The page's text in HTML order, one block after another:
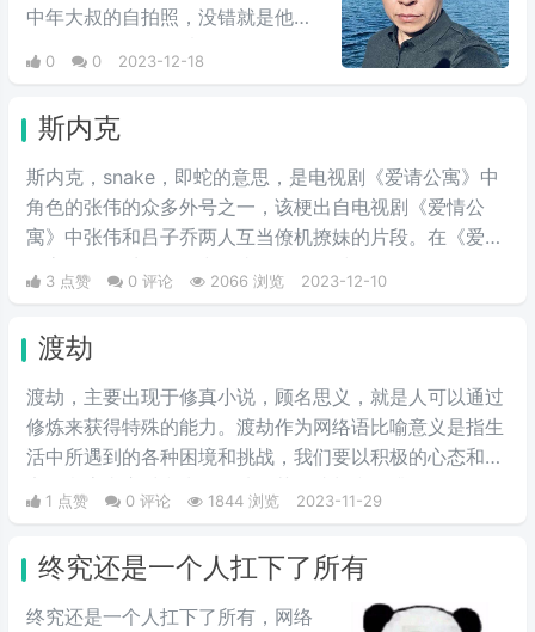
中年大叔的自拍照，没错就是他，
朋友圈都是闻会军的自拍照，文案
逼，闻会军又称“稳神”，闻神”最初
起源于一段网络视频，该视频中的
主角用一种夸张、滑稽的方式模仿
了“闻神”的动作，并配以搞笑的配
音，随后迅速在网络上走红。而这
个梗的核心内容，便是对于某种情
时，以夸张的方式表示出自己的“闻
0 0 2023-12-18
斯内克
斯内克，snake，即蛇的意思，是电视剧《爱请公寓》中
角色的张伟的众多外号之一，该梗出自电视剧《爱情公
寓》中张伟和吕子乔两人互当僚机撩妹的片段。在《爱情
公寓》第二季第八集中，张伟向吕子乔学习如何泡妞，要
给自己起泡妞专用的代号，张伟嫌“张益达”太清纯，就起
号并不重要，就算你叫张大炮也没用”。
3 点赞 0 评论 2066 浏览 2023-12-10
渡劫
渡劫，主要出现于修真小说，顾名思义，就是人可以通过
修炼来获得特殊的能力。渡劫作为网络语比喻意义是指生
活中所遇到的各种困境和挑战，我们要以积极的心态和坚
定的意志去应对和克服，从而获得成长和提升。
1 点赞 0 评论 1844 浏览 2023-11-29
终究还是一个人扛下了所有
终究还是一个人扛下了所有，网络